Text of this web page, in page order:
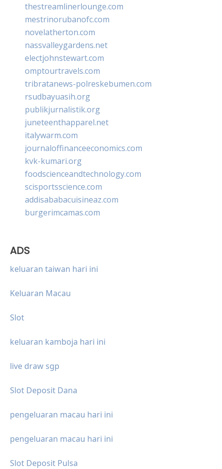
thestreamlinerlounge.com
mestrinorubanofc.com
novelatherton.com
nassvalleygardens.net
electjohnstewart.com
omptourtravels.com
tribratanews-polreskebumen.com
rsudbayuasih.org
publikjurnalistik.org
juneteenthapparel.net
italywarm.com
journaloffinanceeconomics.com
kvk-kumari.org
foodscienceandtechnology.com
scisportsscience.com
addisababacuisineaz.com
burgerimcamas.com
ADS
keluaran taiwan hari ini
Keluaran Macau
Slot
keluaran kamboja hari ini
live draw sgp
Slot Deposit Dana
pengeluaran macau hari ini
pengeluaran macau hari ini
Slot Deposit Pulsa